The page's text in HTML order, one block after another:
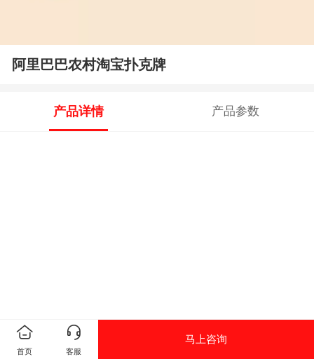
阿里巴巴农村淘宝扑克牌
产品详情 产品参数
首页 客服
马上咨询